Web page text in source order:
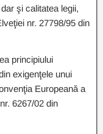
şi calitatea legii,
nr. 27798/95 din
principiului
exigenţele unui
Europeană a
6267/02 din